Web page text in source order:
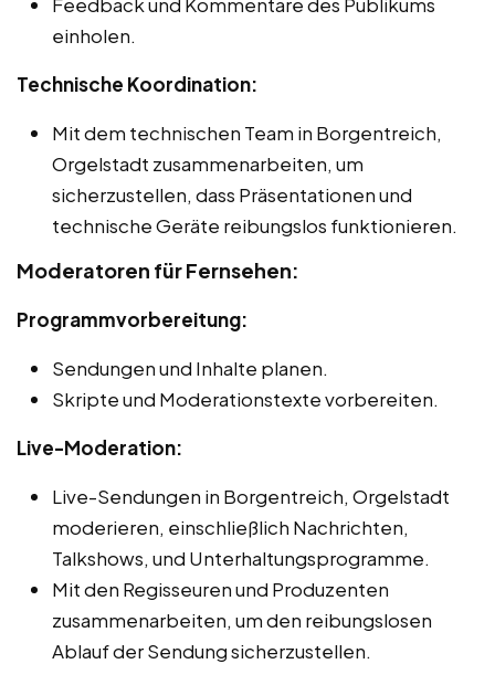
einholen.
Technische Koordination:
Mit dem technischen Team in Borgentreich,
Orgelstadt zusammenarbeiten, um
sicherzustellen, dass Präsentationen und
technische Geräte reibungslos funktionieren.
Moderatoren für Fernsehen:
Programmvorbereitung:
Sendungen und Inhalte planen.
Skripte und Moderationstexte vorbereiten.
Live-Moderation:
Live-Sendungen in Borgentreich, Orgelstadt
moderieren, einschließlich Nachrichten,
Talkshows, und Unterhaltungsprogramme.
Mit den Regisseuren und Produzenten
zusammenarbeiten, um den reibungslosen
Ablauf der Sendung sicherzustellen.